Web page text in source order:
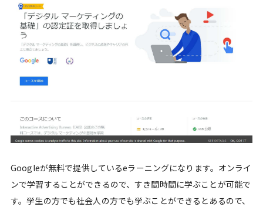
Googleが無料で提供しているeラーニングになります。オンライ
ンで学習することができるので、すき間時間に学ぶことが可能で
す。学生の方でも社会人の方でも学ぶことができるとあるので、